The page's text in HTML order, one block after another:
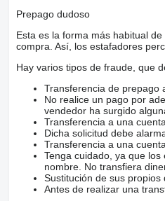
Prepago dudoso
Esta es la forma más habitual
compra. Así, los estafadores
Hay varios tipos de fraude, que
Transferencia de prepago
No realice un pago por
vendedor ha surgido
Transferencia a una
Dicha solicitud debe
Transferencia a una
Tenga cuidado, ya que
nombre. No transfiera
Sustitución de sus
Antes de realizar una